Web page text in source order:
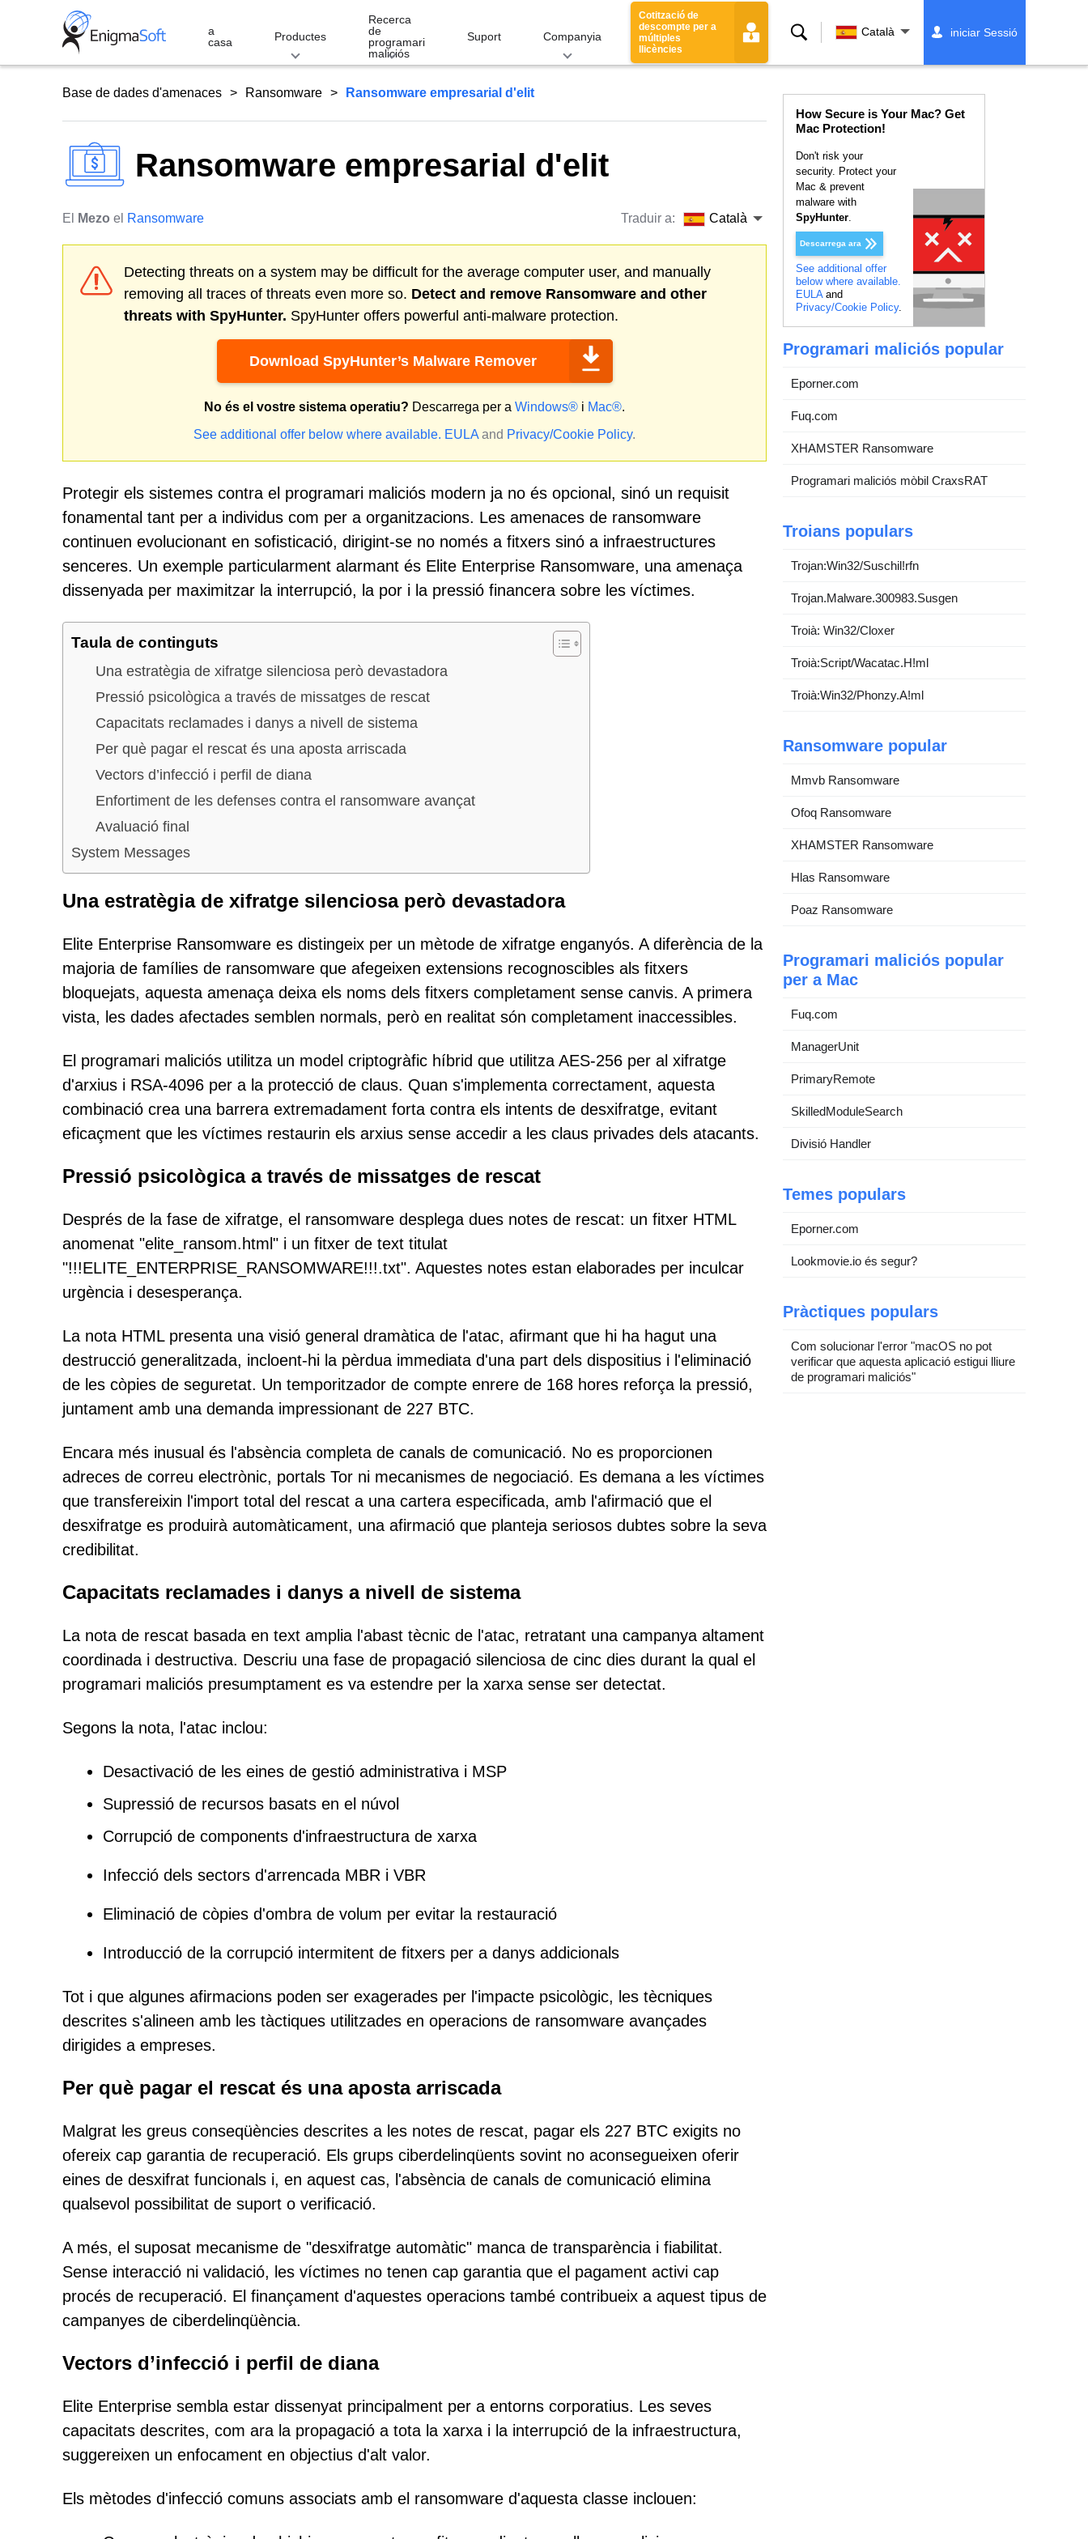
a
casa
Productes
Recerca
de
programari
maliciós
Suport Companyia
Cotització de
descompte per a
múltiples
llicències
Cerca Català iniciar Sessió
Base de dades d'amenaces Ransomware Ransomware empresarial d'elit
Ransomware empresarial d'elit
El Mezo el Ransomware Traduir a: Català
Detecting threats on a system may be difficult for the average computer user, and manually
removing all traces of threats even more so. Detect and remove Ransomware and other
threats with SpyHunter. SpyHunter offers powerful anti-malware protection.
Download SpyHunter’s Malware Remover
No és el vostre sistema operatiu? Descarrega per a Windows® i Mac®.
See additional offer below where available. EULA and Privacy/Cookie Policy.
Protegir els sistemes contra el programari maliciós modern ja no és opcional, sinó un requisit
fonamental tant per a individus com per a organitzacions. Les amenaces de ransomware
continuen evolucionant en sofisticació, dirigint-se no només a fitxers sinó a infraestructures
senceres. Un exemple particularment alarmant és Elite Enterprise Ransomware, una amenaça
dissenyada per maximitzar la interrupció, la por i la pressió financera sobre les víctimes.
Taula de continguts
Una estratègia de xifratge silenciosa però devastadora
Pressió psicològica a través de missatges de rescat
Capacitats reclamades i danys a nivell de sistema
Per què pagar el rescat és una aposta arriscada
Vectors d’infecció i perfil de diana
Enfortiment de les defenses contra el ransomware avançat
Avaluació final
System Messages
Una estratègia de xifratge silenciosa però devastadora
Elite Enterprise Ransomware es distingeix per un mètode de xifratge enganyós. A diferència de la
majoria de famílies de ransomware que afegeixen extensions recognoscibles als fitxers
bloquejats, aquesta amenaça deixa els noms dels fitxers completament sense canvis. A primera
vista, les dades afectades semblen normals, però en realitat són completament inaccessibles.
El programari maliciós utilitza un model criptogràfic híbrid que utilitza AES-256 per al xifratge
d'arxius i RSA-4096 per a la protecció de claus. Quan s'implementa correctament, aquesta
combinació crea una barrera extremadament forta contra els intents de desxifratge, evitant
eficaçment que les víctimes restaurin els arxius sense accedir a les claus privades dels atacants.
Pressió psicològica a través de missatges de rescat
Després de la fase de xifratge, el ransomware desplega dues notes de rescat: un fitxer HTML
anomenat "elite_ransom.html" i un fitxer de text titulat
"!!!ELITE_ENTERPRISE_RANSOMWARE!!!.txt". Aquestes notes estan elaborades per inculcar
urgència i desesperança.
La nota HTML presenta una visió general dramàtica de l'atac, afirmant que hi ha hagut una
destrucció generalitzada, incloent-hi la pèrdua immediata d'una part dels dispositius i l'eliminació
de les còpies de seguretat. Un temporitzador de compte enrere de 168 hores reforça la pressió,
juntament amb una demanda impressionant de 227 BTC.
Encara més inusual és l'absència completa de canals de comunicació. No es proporcionen
adreces de correu electrònic, portals Tor ni mecanismes de negociació. Es demana a les víctimes
que transfereixin l'import total del rescat a una cartera especificada, amb l'afirmació que el
desxifratge es produirà automàticament, una afirmació que planteja seriosos dubtes sobre la seva
credibilitat.
Capacitats reclamades i danys a nivell de sistema
La nota de rescat basada en text amplia l'abast tècnic de l'atac, retratant una campanya altament
coordinada i destructiva. Descriu una fase de propagació silenciosa de cinc dies durant la qual el
programari maliciós presumptament es va estendre per la xarxa sense ser detectat.
Segons la nota, l'atac inclou:
Desactivació de les eines de gestió administrativa i MSP
Supressió de recursos basats en el núvol
Corrupció de components d'infraestructura de xarxa
Infecció dels sectors d'arrencada MBR i VBR
Eliminació de còpies d'ombra de volum per evitar la restauració
Introducció de la corrupció intermitent de fitxers per a danys addicionals
Tot i que algunes afirmacions poden ser exagerades per l'impacte psicològic, les tècniques
descrites s'alineen amb les tàctiques utilitzades en operacions de ransomware avançades
dirigides a empreses.
Per què pagar el rescat és una aposta arriscada
Malgrat les greus conseqüències descrites a les notes de rescat, pagar els 227 BTC exigits no
ofereix cap garantia de recuperació. Els grups ciberdelinqüents sovint no aconsegueixen oferir
eines de desxifrat funcionals i, en aquest cas, l'absència de canals de comunicació elimina
qualsevol possibilitat de suport o verificació.
A més, el suposat mecanisme de "desxifratge automàtic" manca de transparència i fiabilitat.
Sense interacció ni validació, les víctimes no tenen cap garantia que el pagament activi cap
procés de recuperació. El finançament d'aquestes operacions també contribueix a aquest tipus de
campanyes de ciberdelinqüència.
Vectors d’infecció i perfil de diana
Elite Enterprise sembla estar dissenyat principalment per a entorns corporatius. Les seves
capacitats descrites, com ara la propagació a tota la xarxa i la interrupció de la infraestructura,
suggereixen un enfocament en objectius d'alt valor.
Els mètodes d'infecció comuns associats amb el ransomware d'aquesta classe inclouen:
How Secure is Your Mac? Get
Mac Protection!
Don't risk your
security. Protect your
Mac & prevent
malware with
SpyHunter.
Descarrega ara
See additional offer
below where available.
EULAand
Privacy/Cookie Policy.
Programari maliciós popular
Eporner.com
Fuq.com
XHAMSTER Ransomware
Programari maliciós mòbil CraxsRAT
Troians populars
Trojan:Win32/Suschil!rfn
Trojan.Malware.300983.Susgen
Troià: Win32/Cloxer
Troià:Script/Wacatac.H!ml
Troià:Win32/Phonzy.A!ml
Ransomware popular
Mmvb Ransomware
Ofoq Ransomware
XHAMSTER Ransomware
Hlas Ransomware
Poaz Ransomware
Programari maliciós popular
per a Mac
Fuq.com
ManagerUnit
PrimaryRemote
SkilledModuleSearch
Divisió Handler
Temes populars
Eporner.com
Lookmovie.io és segur?
Pràctiques populars
Com solucionar l'error "macOS no pot
verificar que aquesta aplicació estigui lliure
de programari maliciós"